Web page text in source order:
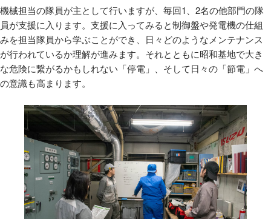
機械担当の隊員が主として行いますが、毎回1、2名の他部門の隊
員が支援に入ります。支援に入ってみると制御盤や発電機の仕組
みを担当隊員から学ぶことができ、日々どのようなメンテナンス
が行われているか理解が進みます。それとともに昭和基地で大き
な危険に繋がるかもしれない「停電」、そして日々の「節電」へ
の意識も高まります。